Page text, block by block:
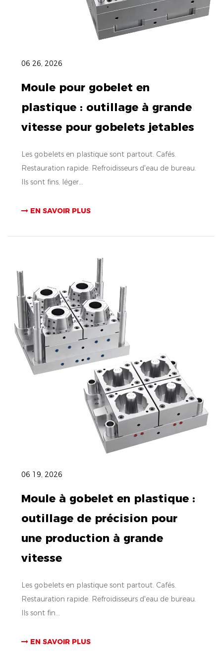
06 26, 2026
Moule pour gobelet en
plastique : outillage à grande
vitesse pour gobelets jetables
Les gobelets en plastique sont partout. Cafés.
Restauration rapide. Refroidisseurs d'eau de bureau.
Ils sont fins, léger...
EN SAVOIR PLUS
06 19, 2026
Moule à gobelet en plastique :
outillage de précision pour
une production à grande
vitesse
Les gobelets en plastique sont partout. Cafés.
Restauration rapide. Refroidisseurs d'eau de bureau.
Ils sont fin...
EN SAVOIR PLUS